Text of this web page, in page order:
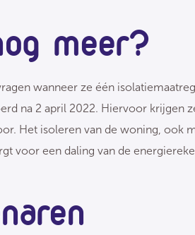
meer?
wanneer ze één
na 2 april 2022. Hiervoor krijgen
Het isoleren van de woning, ook
voor een daling van de